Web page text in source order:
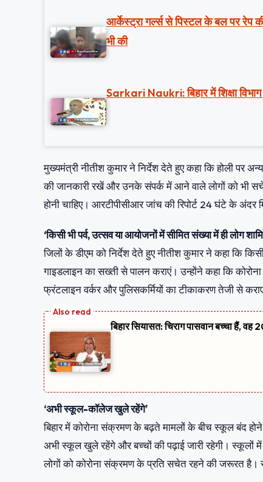
आर्केस्ट्रा गर्ल्स से पिस्टल के बल पर रेप
भी की
Sarkari Naukri: बिहार में शिक्षा विभाग
मुख्यमंत्री नीतीश कुमार ने निर्देश देते हुए कहा कि होली पर
की जानकारी रखें और उनके संपर्क में आने वाले लोगों को भी
होनी चाहिए। आरटीपीसीआर जांच की रिपोर्ट 24 घंटे के अंदर
‘किसी भी पर्व, उत्सव या आयोजनों में सीमित संख्या में ही लोग
जिलों के डीएम को निर्देश देते हुए नीतीश कुमार ने कहा कि
गाइडलाइन का सख्ती से पालन कराएं। उन्होंने कहा कि
फ्रंटलाइन वर्कर और पुलिसकर्मियों का टीकाकरण तेजी से
बिहार सियासत: चिराग पासवान बच्चा हैं,
‘अभी स्कूल-कॉलेज खुले रहेंगे’
बिहार में कोरोना संक्रमण के बढ़ते मामलों के बीच स्कूल बंद होने
अभी स्कूल खुले रहेंगे और बच्चों की पढ़ाई जारी रहेगी। स्कूलों
लोगों को कोरोना संक्रमण के प्रति सचेत रहने की जरूरत है।